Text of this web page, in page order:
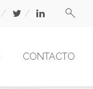
CONTACTO